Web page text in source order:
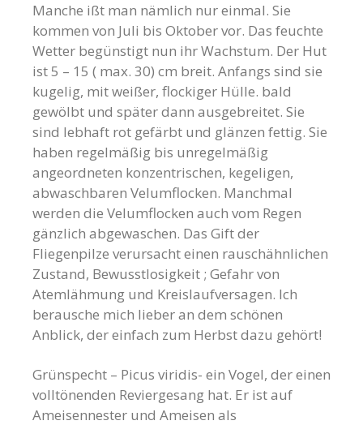
Manche ißt man nämlich nur einmal. Sie
kommen von Juli bis Oktober vor. Das feuchte
Wetter begünstigt nun ihr Wachstum. Der Hut
ist 5 – 15 ( max. 30) cm breit. Anfangs sind sie
kugelig, mit weißer, flockiger Hülle. bald
gewölbt und später dann ausgebreitet. Sie
sind lebhaft rot gefärbt und glänzen fettig. Sie
haben regelmäßig bis unregelmäßig
angeordneten konzentrischen, kegeligen,
abwaschbaren Velumflocken. Manchmal
werden die Velumflocken auch vom Regen
gänzlich abgewaschen. Das Gift der
Fliegenpilze verursacht einen rauschähnlichen
Zustand, Bewusstlosigkeit ; Gefahr von
Atemlähmung und Kreislaufversagen. Ich
berausche mich lieber an dem schönen
Anblick, der einfach zum Herbst dazu gehört!
Grünspecht – Picus viridis- ein Vogel, der einen
volltönenden Reviergesang hat. Er ist auf
Ameisennester und Ameisen als